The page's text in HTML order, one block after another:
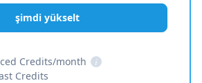
şimdi yükselt
Credits/month
i
Credits